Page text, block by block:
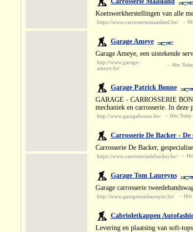
Koetswerkherstellingen van alle
https://www.carrosseriemaasland.be/ -
Garage Ameye
Garage Ameye, een uistekende
http://www.garage-
ameye.be/
- Hits
Garage Patrick Bonne
GARAGE - CARROSSERIE
mechaniek en carrosserie. In deze
http://www.garagebonne.be/ - Hits
Carrosserie De Backer -
Carrosserie De Backer,
https://www.carrosseriedebacker.be/ -
Garage Tom Laureyns
Garage carrosserie
http://www.garagetomlaureyns.be/ - Hits
Cabrioletkappen
Levering en plaatsing van soft-